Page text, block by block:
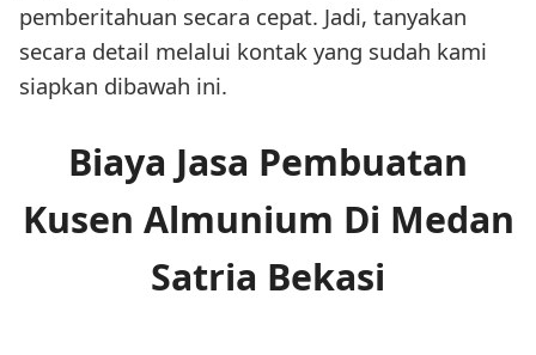
pemberitahuan secara cepat. Jadi, tanyakan
secara detail melalui kontak yang sudah kami
siapkan dibawah ini.
Biaya Jasa Pembuatan
Kusen Almunium Di Medan
Satria Bekasi